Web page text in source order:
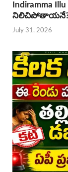
Indiramma
నిలిచిపోతాయనే?
July 31, 2026